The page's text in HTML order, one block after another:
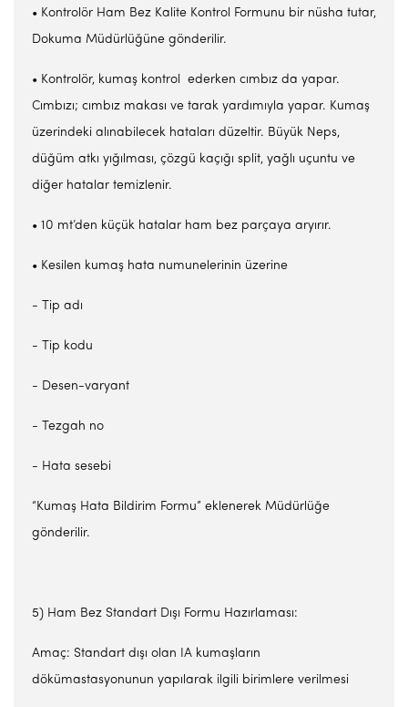
• Kontrolör Ham Bez Kalite Kontrol Formunu bir nüsha tutar,
Dokuma Müdürlüğüne gönderilir.
• Kontrolör, kumaş kontrol ederken cımbız da yapar.
Cımbızı; cımbız makası ve tarak yardımıyla yapar. Kumaş
üzerindeki alınabilecek hataları düzeltir. Büyük Neps,
düğüm atkı yığılması, çözgü kaçığı split, yağlı uçuntu ve
diğer hatalar temizlenir.
• 10 mt’den küçük hatalar ham bez parçaya aryırır.
• Kesilen kumaş hata numunelerinin üzerine
- Tip adı
- Tip kodu
- Desen-varyant
- Tezgah no
- Hata sesebi
“Kumaş Hata Bildirim Formu” eklenerek Müdürlüğe
gönderilir.
5) Ham Bez Standart Dışı Formu Hazırlaması:
Amaç: Standart dışı olan IA kumaşların
dökümastasyonunun yapılarak ilgili birimlere verilmesi